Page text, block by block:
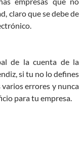
claro que se debe de
de la cuenta de la
si tu no lo defines
errores y nunca
para tu empresa.